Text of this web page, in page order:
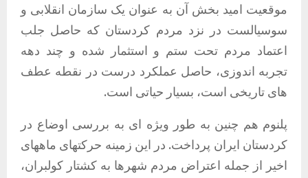
موقعیت امید بخش آن به عنوان یک سازمان انقلابی و
سوسیالست در نزد مردم کردستان که حاصل جلب
اعتماد مردم تحت ستم و استثمار شده و چند دهه
تجربه اندوزی، حاصل عملکرد درست در نقطه عطف
های تاریخی است، بسیار حیاتی است.
پلنوم هم چنین به طور ویژه ای به بررسی اوضاع در
کردستان ایران پرداخت. در این زمینه حرکتهای ماههای
اخیر از جمله اعتراض مردم شهرها به کشتار کولبران،